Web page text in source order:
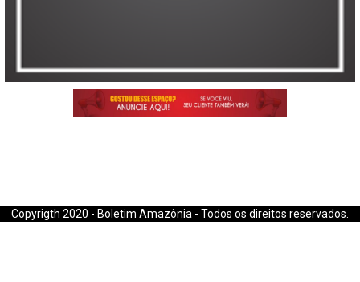
Copyrigth 2020 - Boletim Amazônia - Todos os direitos reservados.